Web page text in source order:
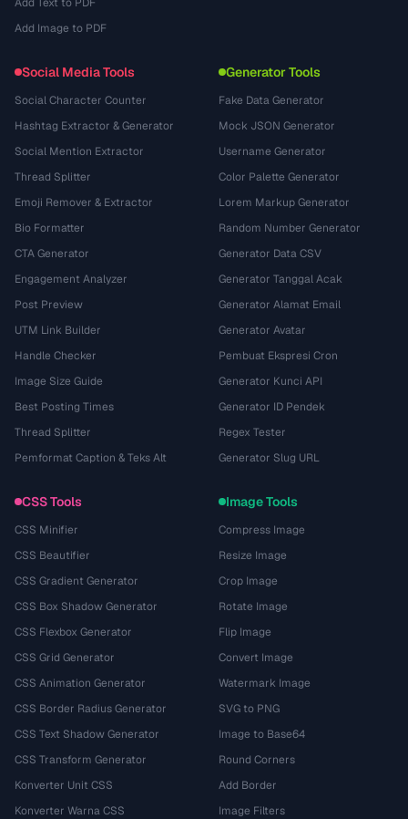
Add Image to PDF
Social Media Tools
Social Character Counter
Hashtag Extractor & Generator
Social Mention Extractor
Thread Splitter
Emoji Remover & Extractor
Bio Formatter
CTA Generator
Engagement Analyzer
Post Preview
UTM Link Builder
Handle Checker
Image Size Guide
Best Posting Times
Thread Splitter
Pemformat Caption & Teks Alt
Generator Tools
Fake Data Generator
Mock JSON Generator
Username Generator
Color Palette Generator
Lorem Markup Generator
Random Number Generator
Generator Data CSV
Generator Tanggal Acak
Generator Alamat Email
Generator Avatar
Pembuat Ekspresi Cron
Generator Kunci API
Generator ID Pendek
Regex Tester
Generator Slug URL
CSS Tools
CSS Minifier
CSS Beautifier
CSS Gradient Generator
CSS Box Shadow Generator
CSS Flexbox Generator
CSS Grid Generator
CSS Animation Generator
CSS Border Radius Generator
CSS Text Shadow Generator
CSS Transform Generator
Konverter Unit CSS
Konverter Warna CSS
Image Tools
Compress Image
Resize Image
Crop Image
Rotate Image
Flip Image
Convert Image
Watermark Image
SVG to PNG
Image to Base64
Round Corners
Add Border
Image Filters